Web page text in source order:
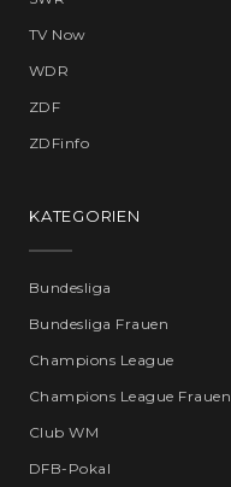
TV Now
WDR
ZDF
ZDFinfo
KATEGORIEN
Bundesliga
Bundesliga Frauen
Champions League
Champions League Frauen
Club WM
DFB-Pokal